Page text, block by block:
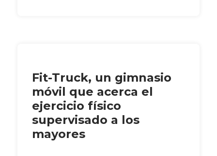
Fit-Truck, un gimnasio
móvil que acerca el
ejercicio físico
supervisado a los
mayores